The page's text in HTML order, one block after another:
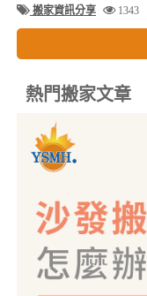
搬家資訊分享 1343
熱門搬家文章